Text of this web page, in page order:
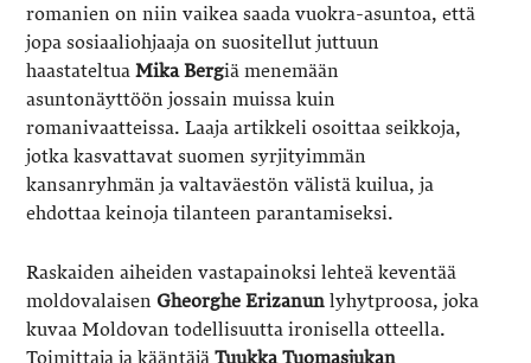
romanien on niin vaikea saada vuokra-asuntoa, että
jopa sosiaaliohjaaja on suositellut juttuun
haastateltuaMika Bergiä menemään
asuntonäyttöön jossain muissa kuin
romanivaatteissa. Laaja artikkeli osoittaa seikkoja,
jotka kasvattavat suomen syrjityimmän
kansanryhmän ja valtaväestön välistä kuilua, ja
ehdottaa keinoja tilanteen parantamiseksi.
Raskaiden aiheiden vastapainoksi lehteä keventää
moldovalaisenGheorghe Erizanun lyhytproosa, joka
kuvaa Moldovan todellisuutta ironisella otteella.